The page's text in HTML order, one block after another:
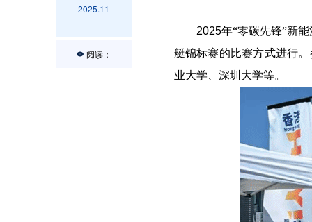
2025.11
阅读：
2025年“零碳先锋”新
艇锦标赛的比赛方式进行。
业大学、深圳大学等。